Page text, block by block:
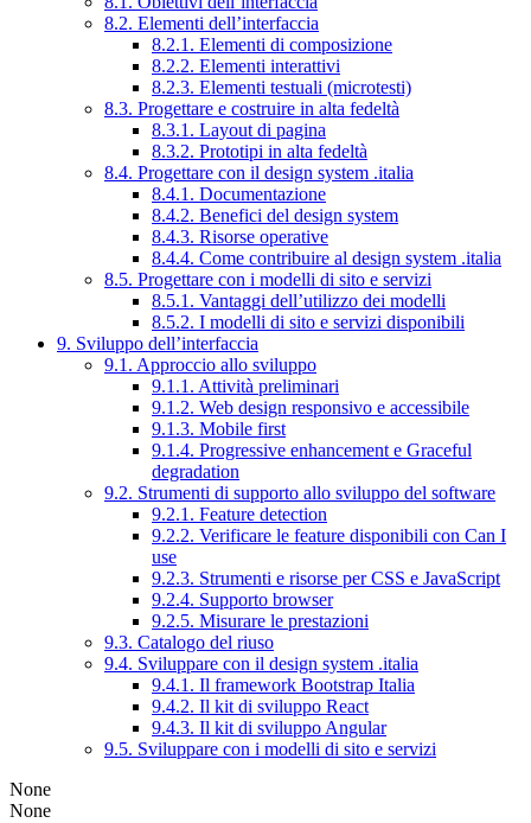
8.2. Elementi dell’interfaccia
8.2.1. Elementi di composizione
8.2.2. Elementi interattivi
8.2.3. Elementi testuali (microtesti)
8.3. Progettare e costruire in alta fedeltà
8.3.1. Layout di pagina
8.3.2. Prototipi in alta fedeltà
8.4. Progettare con il design system .italia
8.4.1. Documentazione
8.4.2. Benefici del design system
8.4.3. Risorse operative
8.4.4. Come contribuire al design system .italia
8.5. Progettare con i modelli di sito e servizi
8.5.1. Vantaggi dell’utilizzo dei modelli
8.5.2. I modelli di sito e servizi disponibili
9. Sviluppo dell’interfaccia
9.1. Approccio allo sviluppo
9.1.1. Attività preliminari
9.1.2. Web design responsivo e accessibile
9.1.3. Mobile first
9.1.4. Progressive enhancement e Graceful
degradation
9.2. Strumenti di supporto allo sviluppo del software
9.2.1. Feature detection
9.2.2. Verificare le feature disponibili con Can I
use
9.2.3. Strumenti e risorse per CSS e JavaScript
9.2.4. Supporto browser
9.2.5. Misurare le prestazioni
9.3. Catalogo del riuso
9.4. Sviluppare con il design system .italia
9.4.1. Il framework Bootstrap Italia
9.4.2. Il kit di sviluppo React
9.4.3. Il kit di sviluppo Angular
9.5. Sviluppare con i modelli di sito e servizi
None
None